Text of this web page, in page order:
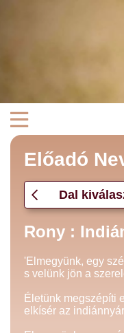
Előadó
Dal
Rony :
'Elmegyünk, egy
s velünk jön a
Életünk megszépíti
elkísér az